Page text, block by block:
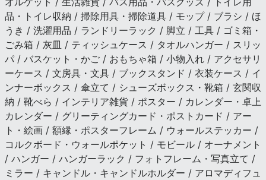
品・トイレ収納 / 掃除用具・掃除道具 / モップ / ブラシ / ほ
うき / 洗濯用品 / ランドリーラック / 脚立 / 工具 / ゴミ箱・
ごみ箱 / 灰皿 / ティッシュケース / タオルハンガー / スリッ
パ / バスケット・かご / おもちゃ箱 / 小物入れ / アクセサリ
ーケース / 文房具・文具 / ブックスタンド / 衣装ケース / イ
ンナーボックス / 傘立て / シューズボックス・靴箱 / 玄関収
納 / 靴べら / インテリア雑貨 / ポスター / カレンダー・卓上
カレンダー / グリーティングカード・ポストカード / アー
ト・絵画 / 額縁・ポスターフレーム / ウォールステッカー /
コルクボード・ウォールポケット / モビール / オーナメント
/ ハンガー / ハンガーラック / フォトフレーム・写真立て /
ミラー / キャンドル・キャンドルホルダー / アロマディフュ